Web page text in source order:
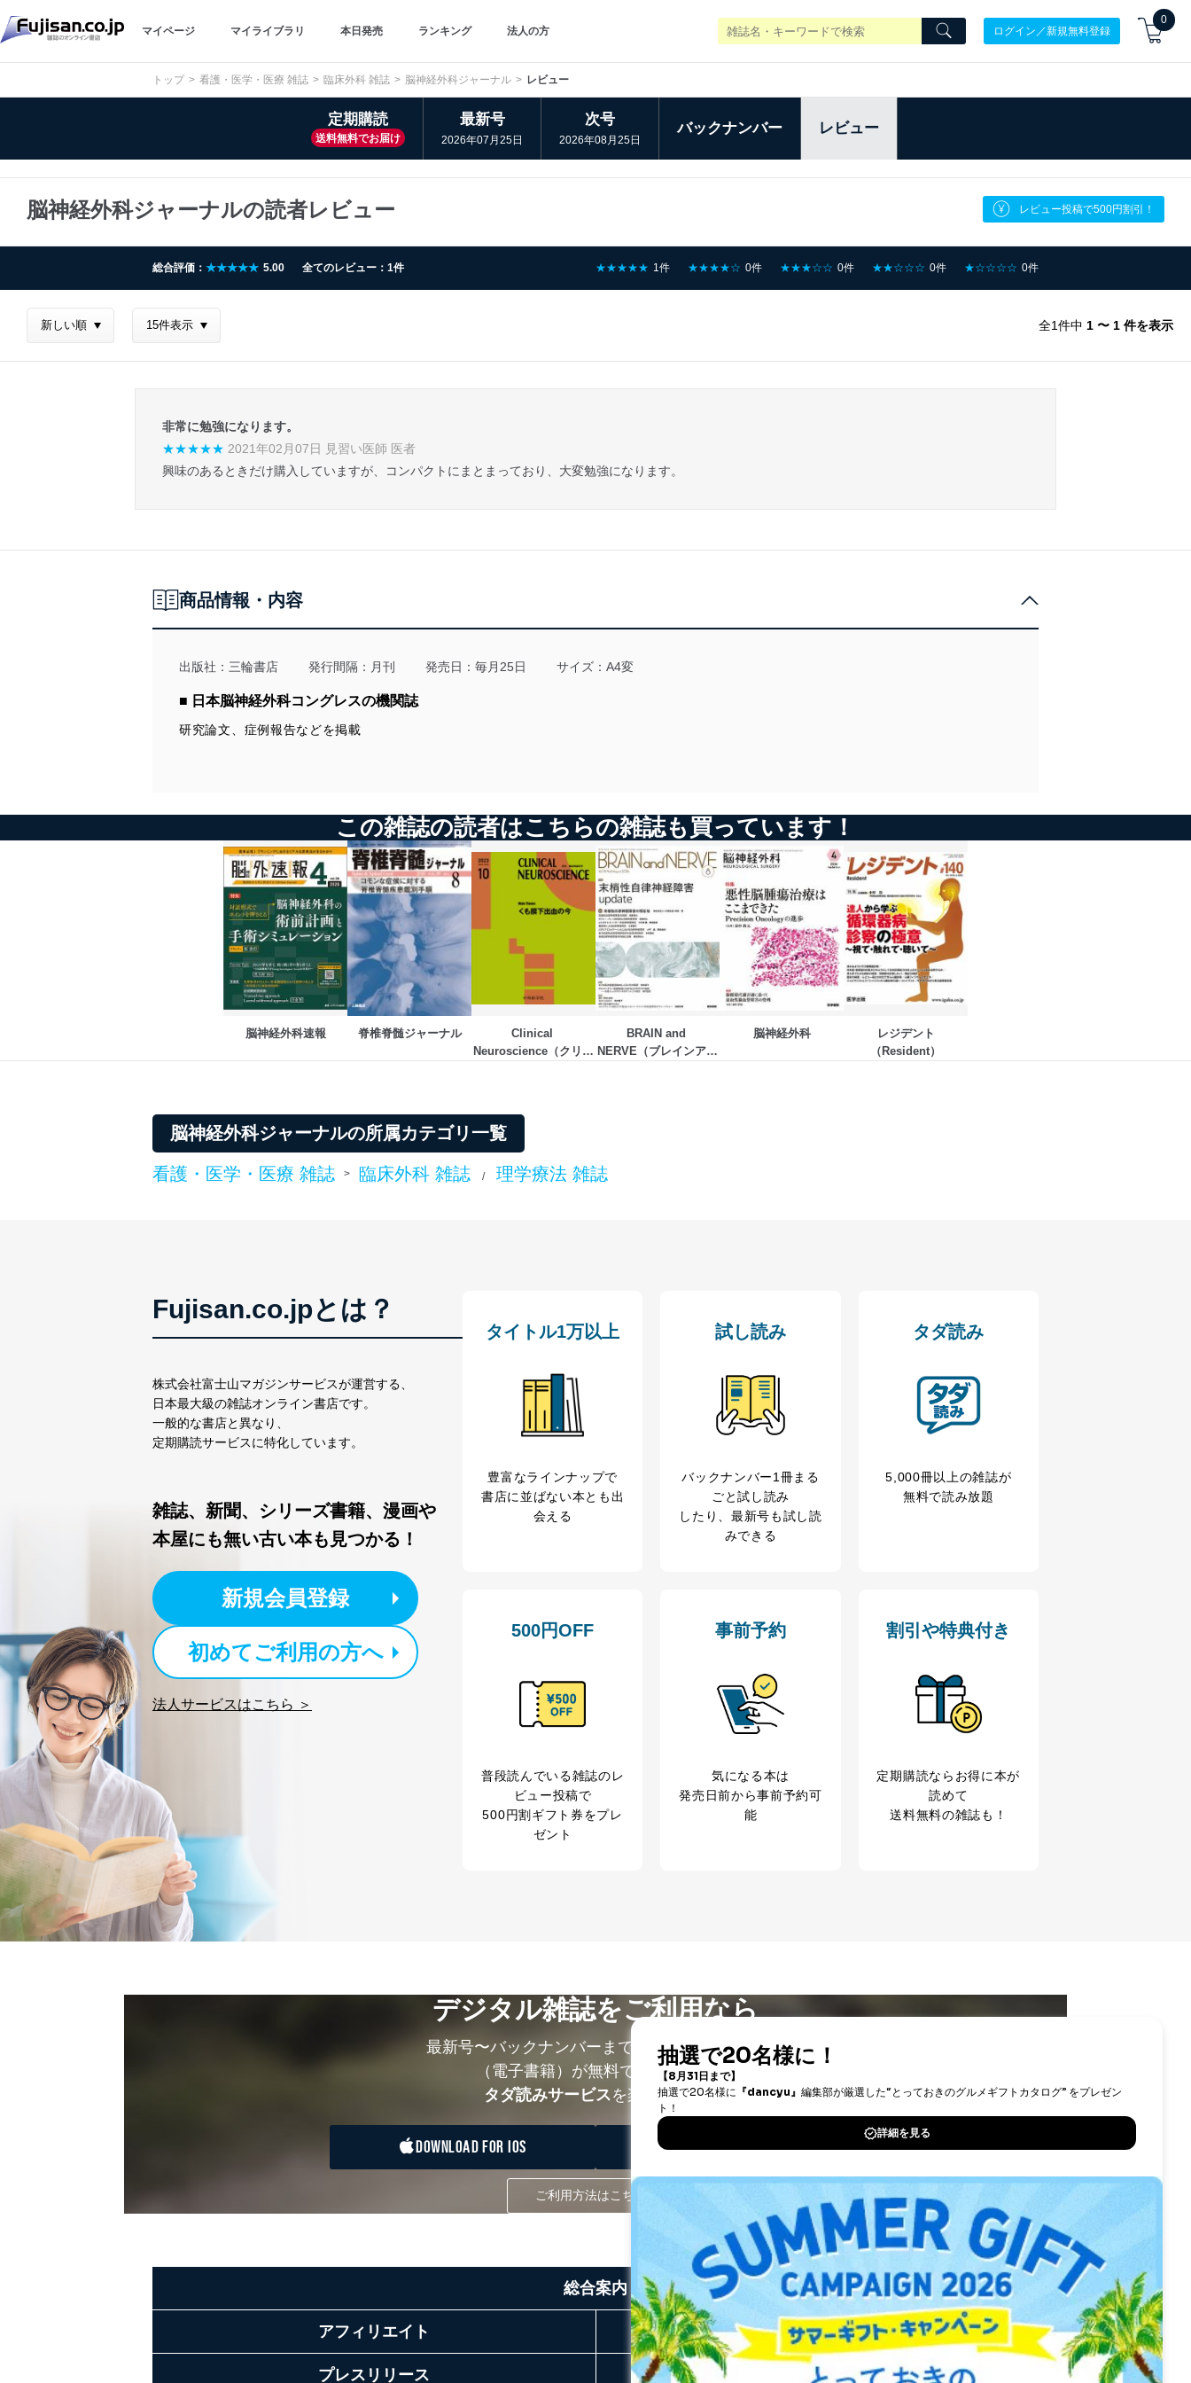
マイページ マイライブラリ 本日発売 ランキング 法人の方 ログイン／新規無料登録
0
トップ 看護・医学・医療 雑誌 臨床外科 雑誌 脳神経外科ジャーナル レビュー
定期購読
送料無料でお届け
最新号
2026年07月25日
次号
2026年08月25日
バックナンバー レビュー
脳神経外科ジャーナルの読者レビュー レビュー投稿で500円割引！
総合評価： ★★★★★ 5.00 全てのレビュー：1件 ★★★★★ 1件 ★★★★☆ 0件 ★★★☆☆ 0件 ★★☆☆☆ 0件 ★☆☆☆☆ 0件
全1件中 1 〜 1 件を表示
非常に勉強になります。
★★★★★ 2021年02月07日 見習い医師 医者
興味のあるときだけ購入していますが、コンパクトにまとまっており、大変勉強になります。
商品情報・内容
出版社： 三輪書店 発行間隔：月刊 発売日：毎月25日 サイズ：A4変
■ 日本脳神経外科コングレスの機関誌
研究論文、症例報告などを掲載
この雑誌の読者はこちらの雑誌も買っています！
脳神経外科速報 脊椎脊髄ジャーナル
Clinical
Neuroscience（クリニ
BRAIN and
NERVE（ブレインアン
脳神経外科
レジデント
（Resident）
脳神経外科ジャーナルの所属カテゴリ一覧
看護・医学・医療 雑誌 > 臨床外科 雑誌 / 理学療法 雑誌
Fujisan.co.jpとは？
株式会社富士山マガジンサービスが運営する、
日本最大級の雑誌オンライン書店です。
一般的な書店と異なり、
定期購読サービスに特化しています。
雑誌、新聞、シリーズ書籍、漫画や
本屋にも無い古い本も見つかる！
新規会員登録
初めてご利用の方へ
法人サービスはこちら ＞
タイトル1万以上
豊富なラインナップで
書店に並ばない本とも出
会える
試し読み
バックナンバー1冊まる
ごと試し読み
したり、最新号も試し読
みできる
タダ読み
5,000冊以上の雑誌が
無料で読み放題
500円OFF
普段読んでいる雑誌のレ
ビュー投稿で
500円割ギフト券をプレ
ゼント
事前予約
気になる本は
発売日前から事前予約可
能
割引や特典付き
定期購読なら お得に本が
読めて
送料無料の雑誌も！
デジタル雑誌をご利用なら
最新号〜バックナンバーまで7000冊以上の雑誌
（電子書籍）が無料で読み放題！
タダ読みサービスを楽しもう！
DOWNLOAD FOR IOS DOWNLOAD FOR ANDROID
ご利用方法はこちら
総合案内
アフィリエイト 採用情報
プレスリリース お問い合わせ